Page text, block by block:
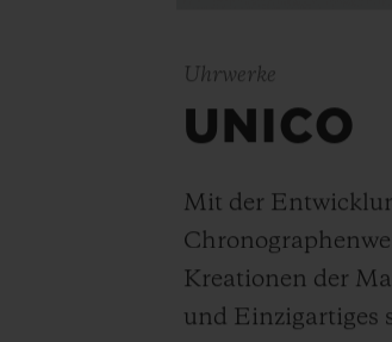
Uhrwerke
UNICO
Mit der
Kreationen der
und Einzigartiges